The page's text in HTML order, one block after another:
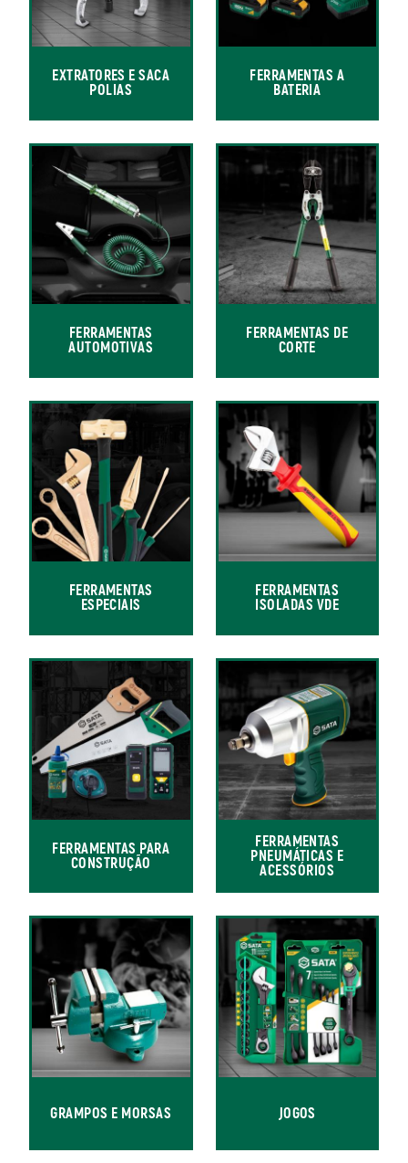
EXTRATORES E SACA
POLIAS
FERRAMENTAS A
BATERIA
FERRAMENTAS
AUTOMOTIVAS
FERRAMENTAS DE
CORTE
FERRAMENTAS
ESPECIAIS
FERRAMENTAS
ISOLADAS VDE
FERRAMENTAS PARA
CONSTRUÇÃO
FERRAMENTAS
PNEUMÁTICAS E
ACESSÓRIOS
GRAMPOS E MORSAS JOGOS